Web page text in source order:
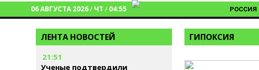
06 АВГУСТА 2026/ ЧТ / 04:55 РОССИЯ
ЛЕНТА НОВОСТЕЙ
21:51
Ученые подтвердили
ГИПОКСИЯ